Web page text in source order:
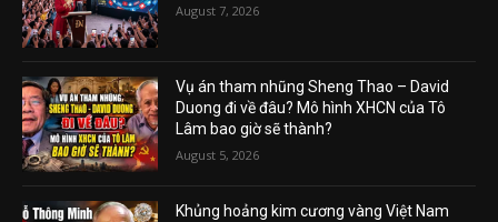
August 7, 2026
Vụ án tham nhũng Sheng Thao – David
Duong đi về đâu? Mô hình XHCN của Tô
Lâm bao giờ sẽ thành?
August 5, 2026
Khủng hoảng kim cương vàng Việt Nam